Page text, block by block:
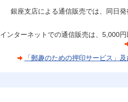
銀座支店による通信販売では、同日
インターネットでの通信販売は、5,000
「郵趣のための押印サービス」